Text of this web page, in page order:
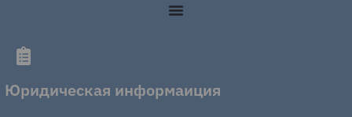
Юридическая информаиция